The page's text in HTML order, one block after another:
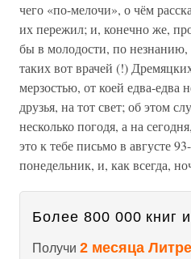
чего «по-мелочи», о чём
их пережил; и, конечно же,
бы в молодости, по
таких вот врачей (!)
мерзостью, от коей едва-едва
друзья, на тот свет; об этом
несколько погодя, а на
это к тебе письмо в августе
понедельник, и, как всегда,
Более 800 000 книг
Получи 2 месяца